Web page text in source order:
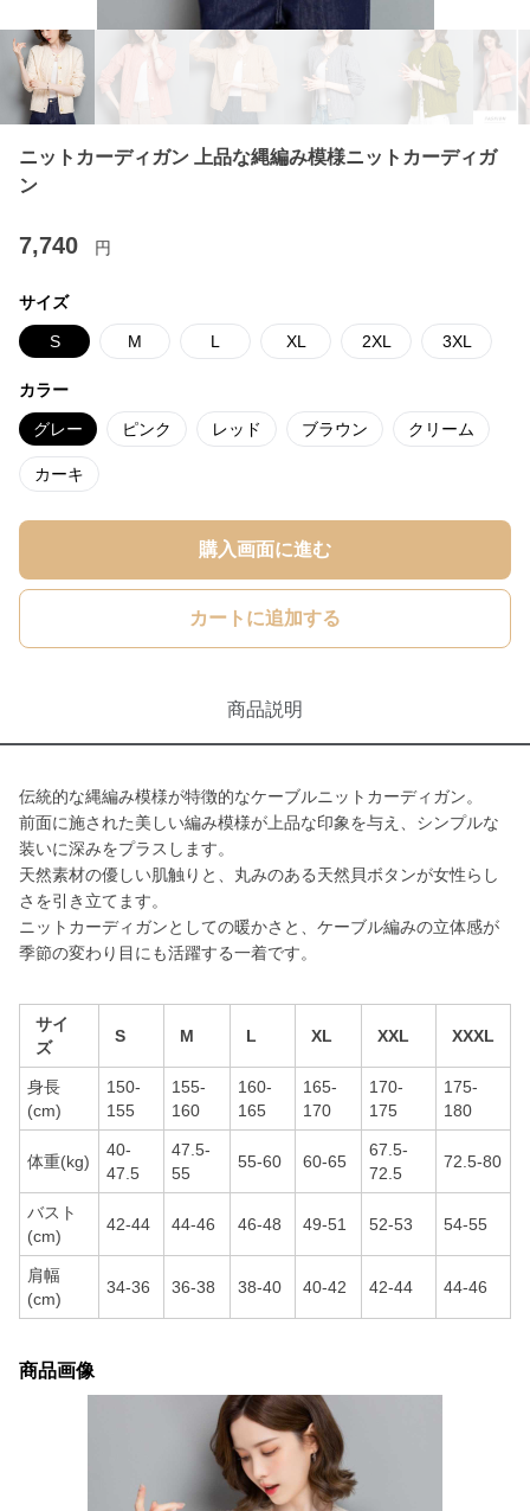
ニットカーディガン 上品な縄編み模様ニットカーディガ
ン
7,740 円
サイズ
S M L XL 2XL 3XL
カラー
グレー ピンク レッド ブラウン クリーム
カーキ
購入画面に進む
カートに追加する
商品説明
伝統的な縄編み模様が特徴的なケーブルニットカーディガン。
前面に施された美しい編み模様が上品な印象を与え、シンプルな
装いに深みをプラスします。
天然素材の優しい肌触りと、丸みのある天然貝ボタンが女性らし
さを引き立てます。
ニットカーディガンとしての暖かさと、ケーブル編みの立体感が
季節の変わり目にも活躍する一着です。
サイ
ズ
S M L XL XXL XXXL
身長
(cm)
150-
155
155-
160
160-
165
165-
170
170-
175
175-
180
体重(kg)
40-
47.5
47.5-
55
55-60 60-65
67.5-
72.5
72.5-80
バスト
(cm)
42-44 44-46 46-48 49-51 52-53 54-55
肩幅
(cm)
34-36 36-38 38-40 40-42 42-44 44-46
商品画像